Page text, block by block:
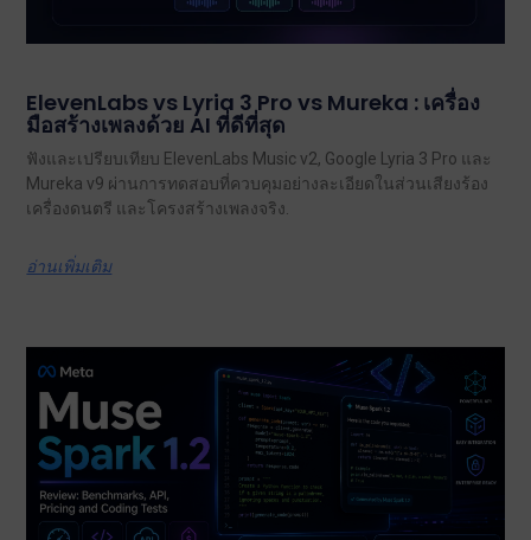
ElevenLabs vs Lyria 3 Pro vs Mureka : เครื่อง
มือสร้างเพลงด้วย AI ที่ดีที่สุด
ฟังและเปรียบเทียบ ElevenLabs Music v2, Google Lyria 3 Pro และ
Mureka v9 ผ่านการทดสอบที่ควบคุมอย่างละเอียดในส่วนเสียงร้อง
เครื่องดนตรี และโครงสร้างเพลงจริง.
อ่านเพิ่มเติม